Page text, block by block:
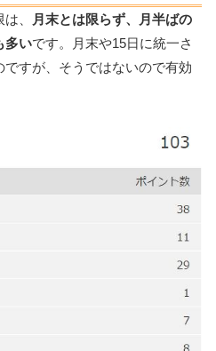
、
月末とは限らず、月半ばの
多いです。月末や15日に統一さ
すが、そうではないので有効